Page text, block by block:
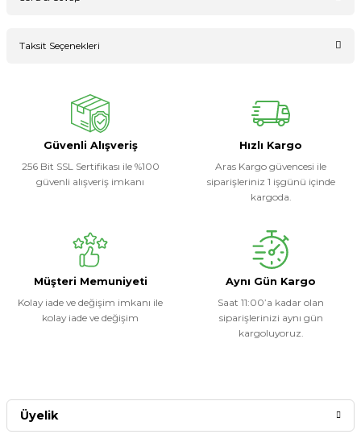
Taksit Seçenekleri
Güvenli Alışveriş
256 Bit SSL Sertifikası ile %100
güvenli alışveriş imkanı
Hızlı Kargo
Aras Kargo güvencesi ile
siparişleriniz 1 işgünü içinde
kargoda.
Müşteri Memuniyeti
Kolay iade ve değişim imkanı ile
kolay iade ve değişim
Aynı Gün Kargo
Saat 11:00’a kadar olan
siparişlerinizi aynı gün
kargoluyoruz.
Üyelik